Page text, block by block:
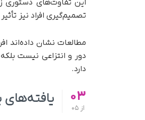
این تفاوت‌های دستوری
تصمیم‌گیری افراد نیز
مطالعات نشان داده‌اند
دور و انتزاعی نیست
دارد.
03
از
یافته‌های